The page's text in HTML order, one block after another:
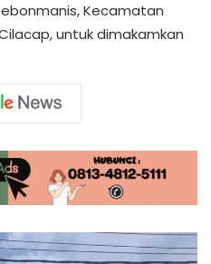
Kecamatan
untuk dimakamkan